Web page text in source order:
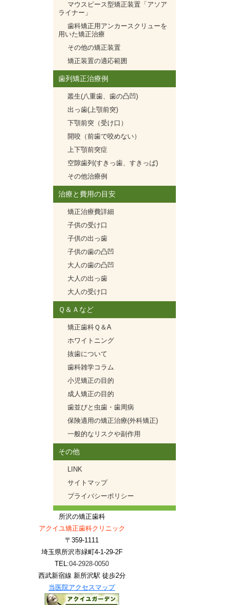
マウスピース型矯正装置「アソア
ライナー」
歯科矯正用アンカースクリューを
用いた矯正治療
その他の矯正装置
矯正装置の適応範囲
歯列矯正治療例
叢生(八重歯、歯の凸凹)
出っ歯(上顎前突)
下顎前突（受け口）
開咬（前歯で咬めない）
上下顎前突症
空隙歯列(すきっ歯、すきっぱ)
その他治療例
治療と費用の目安
矯正治療費詳細
子供の受け口
子供の出っ歯
子供の歯の凸凹
大人の歯の凸凹
大人の出っ歯
大人の受け口
Ｑ＆Ａなど
矯正歯科Ｑ＆A
ホワイトニング
抜歯について
歯科雑学コラム
小児矯正の目的
成人矯正の目的
歯並びと虫歯・歯周病
保険適用の矯正治療(外科矯正)
一般的なリスクや副作用
その他
LINK
サイトマップ
プライバシーポリシー
所沢の矯正歯科
アクイユ矯正歯科クリニック
〒359-1111
埼玉県所沢市緑町4-1-29-2F
TEL:04-2928-0050
西武新宿線 新所沢駅 徒歩2分
当医院アクセスマップ